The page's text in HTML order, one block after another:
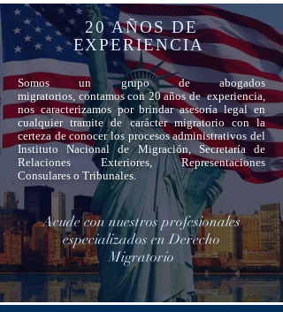
20 AÑOS DE
EXPERIENCIA
Somos un grupo de abogados
migratorios, contamos con 20 años de experiencia,
nos caracterizamos por brindar asesoría legal en
cualquier tramite de carácter migratorio con la
certeza de conocer los procesos administrativos del
Instituto Nacional de Migración, Secretaría de
Relaciones Exteriores, Representaciones
Consulares o Tribunales.
Acude con nuestros profesionales
especializados en Derecho
Migratorio